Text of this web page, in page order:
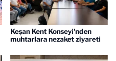
Keşan Kent Konseyi'nden
muhtarlara nezaket ziyareti